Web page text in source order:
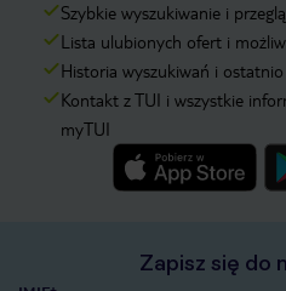
Szybkie wyszukiwanie i
Lista ulubionych ofert i
Historia wyszukiwań i
Kontakt z TUI i wszystkie
myTUI
Zapisz się do